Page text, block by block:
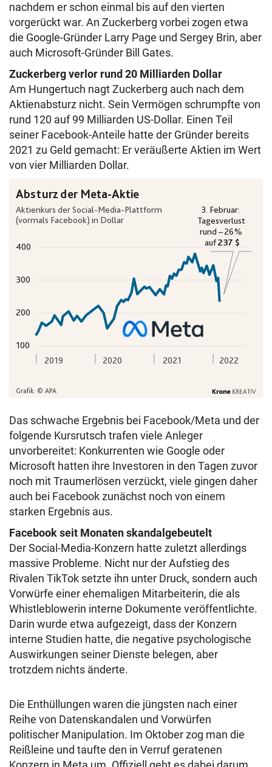
nachdem er schon einmal bis auf den vierten
vorgerückt war. An Zuckerberg vorbei zogen etwa
die Google-Gründer Larry Page und Sergey Brin, aber
auch Microsoft-Gründer Bill Gates.
Zuckerberg verlor rund 20 Milliarden Dollar
Am Hungertuch nagt Zuckerberg auch nach dem
Aktienabsturz nicht. Sein Vermögen schrumpfte von
rund 120 auf 99 Milliarden US-Dollar. Einen Teil
seiner Facebook-Anteile hatte der Gründer bereits
2021 zu Geld gemacht: Er veräußerte Aktien im Wert
von vier Milliarden Dollar.
Das schwache Ergebnis bei Facebook/Meta und der
folgende Kursrutsch trafen viele Anleger
unvorbereitet: Konkurrenten wie Google oder
Microsoft hatten ihre Investoren in den Tagen zuvor
noch mit Traumerlösen verzückt, viele gingen daher
auch bei Facebook zunächst noch von einem
starken Ergebnis aus.
Facebook seit Monaten skandalgebeutelt
Der Social-Media-Konzern hatte zuletzt allerdings
massive Probleme. Nicht nur der Aufstieg des
Rivalen TikTok setzte ihn unter Druck, sondern auch
Vorwürfe einer ehemaligen Mitarbeiterin, die als
Whistleblowerin interne Dokumente veröffentlichte.
Darin wurde etwa aufgezeigt, dass der Konzern
interne Studien hatte, die negative psychologische
Auswirkungen seiner Dienste belegen, aber
trotzdem nichts änderte.
Die Enthüllungen waren die jüngsten nach einer
Reihe von Datenskandalen und Vorwürfen
politischer Manipulation. Im Oktober zog man die
Reißleine und taufte den in Verruf geratenen